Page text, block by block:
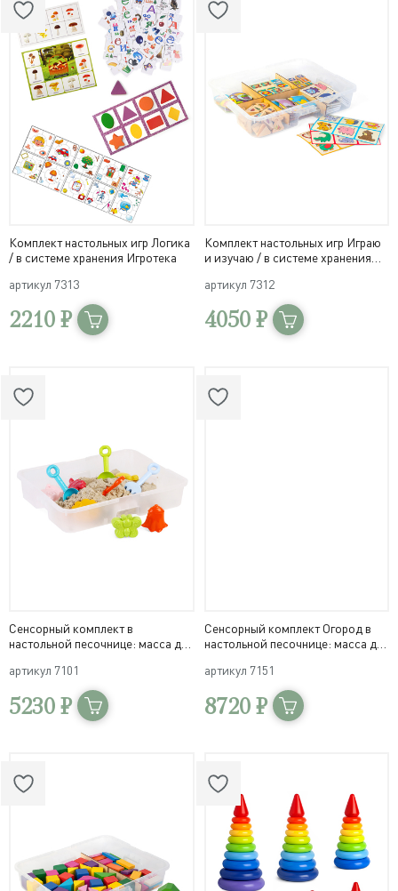
Комплект настольных игр Логика
/ в системе хранения Игротека
артикул 7313
2210 ₽
Комплект настольных игр Играю
и изучаю / в системе хранения
артикул 7312
4050 ₽
Сенсорный комплект в
настольной песочнице: масса для
формочки
артикул 7101
5230 ₽
Сенсорный комплект Огород в
настольной песочнице: масса для
артикул 7151
8720 ₽